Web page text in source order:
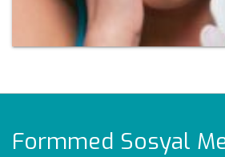
Formmed Sosyal